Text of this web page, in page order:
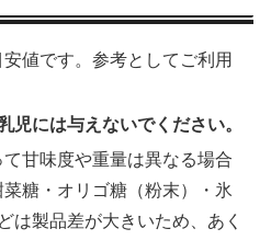
値です。参考としてご利用
児には与えないでください。
甘味度や重量は異なる場合
糖・オリゴ糖（粉末）・氷
は製品差が大きいため、あく